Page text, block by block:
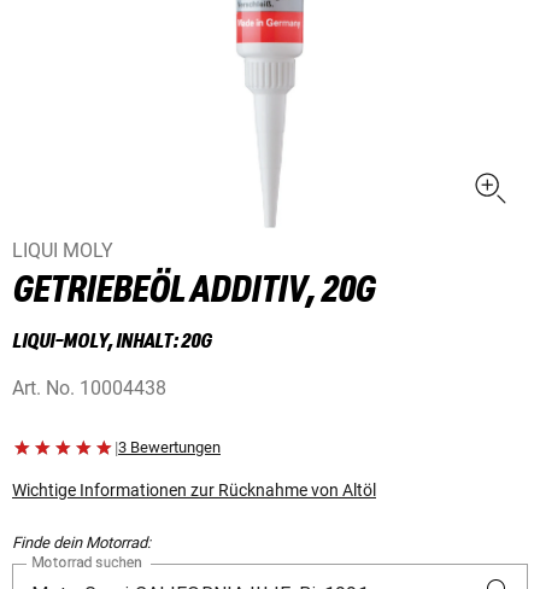
LIQUI MOLY
GETRIEBEÖL ADDITIV, 20G
LIQUI-MOLY, INHALT: 20G
Art. No. 10004438
|3 Bewertungen
Wichtige Informationen zur Rücknahme von Altöl
Finde dein Motorrad:
Motorrad suchen